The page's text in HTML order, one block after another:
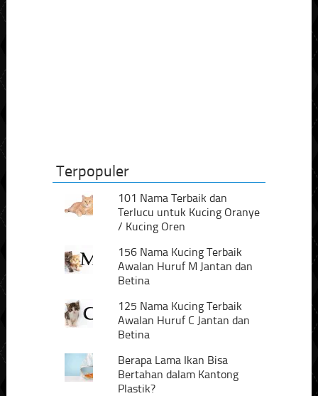
Terpopuler
101 Nama Terbaik dan
Terlucu untuk Kucing Oranye
/ Kucing Oren
156 Nama Kucing Terbaik
Awalan Huruf M Jantan dan
Betina
125 Nama Kucing Terbaik
Awalan Huruf C Jantan dan
Betina
Berapa Lama Ikan Bisa
Bertahan dalam Kantong
Plastik?